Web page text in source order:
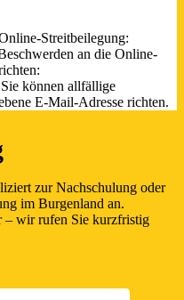
Streitbeilegung:
an die Online-
können allfällige
E-Mail-Adresse richten.
zur Nachschulung oder
im Burgenland an.
– wir rufen Sie kurzfristig